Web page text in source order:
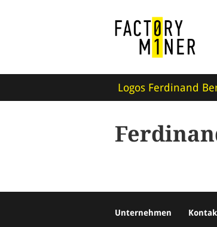
Logos Ferdinand
Unternehmen